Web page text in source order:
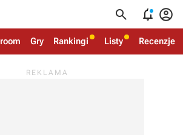
  
Gry Rankingi Listy Recenzje